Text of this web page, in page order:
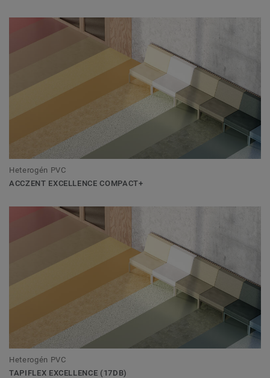
Heterogén PVC
ACCZENT EXCELLENCE COMPACT+
Heterogén PVC
TAPIFLEX EXCELLENCE (17DB)